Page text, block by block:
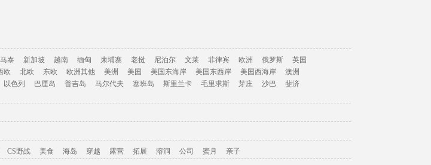
泰 新加坡 越南 缅甸 柬埔寨 老挝 尼泊尔 文莱 菲律宾 欧洲 俄罗斯
英国
欧 北欧 东欧 欧洲其他 美洲 美国 美国东海岸 美国东西岸 美国西海岸
澳洲
以色列 巴厘岛 普吉岛 马尔代夫 塞班岛 斯里兰卡 毛里求斯 芽庄 沙巴
斐济
CS野战 美食 海岛 穿越 露营 拓展 溶洞 公司 蜜月 亲子